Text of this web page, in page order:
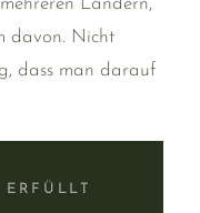
Ländern,
davon. Nicht
dass man darauf